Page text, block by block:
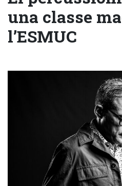
Activitats
una classe
l’ESMUC